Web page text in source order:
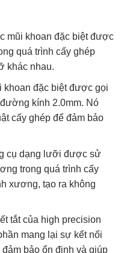
mũi khoan đặc biệt được
quá trình cấy ghép
khác nhau.
khoan đặc biệt được gọi
kính 2.0mm. Nó
cấy ghép để đảm bảo
cụ dạng lưỡi được sử
trong quá trình cấy
xương, tạo ra không
tắt của high precision
mang lại sự kết nối
bảo ổn định và giúp